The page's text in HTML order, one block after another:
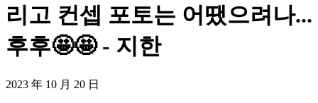
리고 컨셉 포토는 어땠으려나...
후후🤩🤩 - 지한
2023 年 10 月 20 日